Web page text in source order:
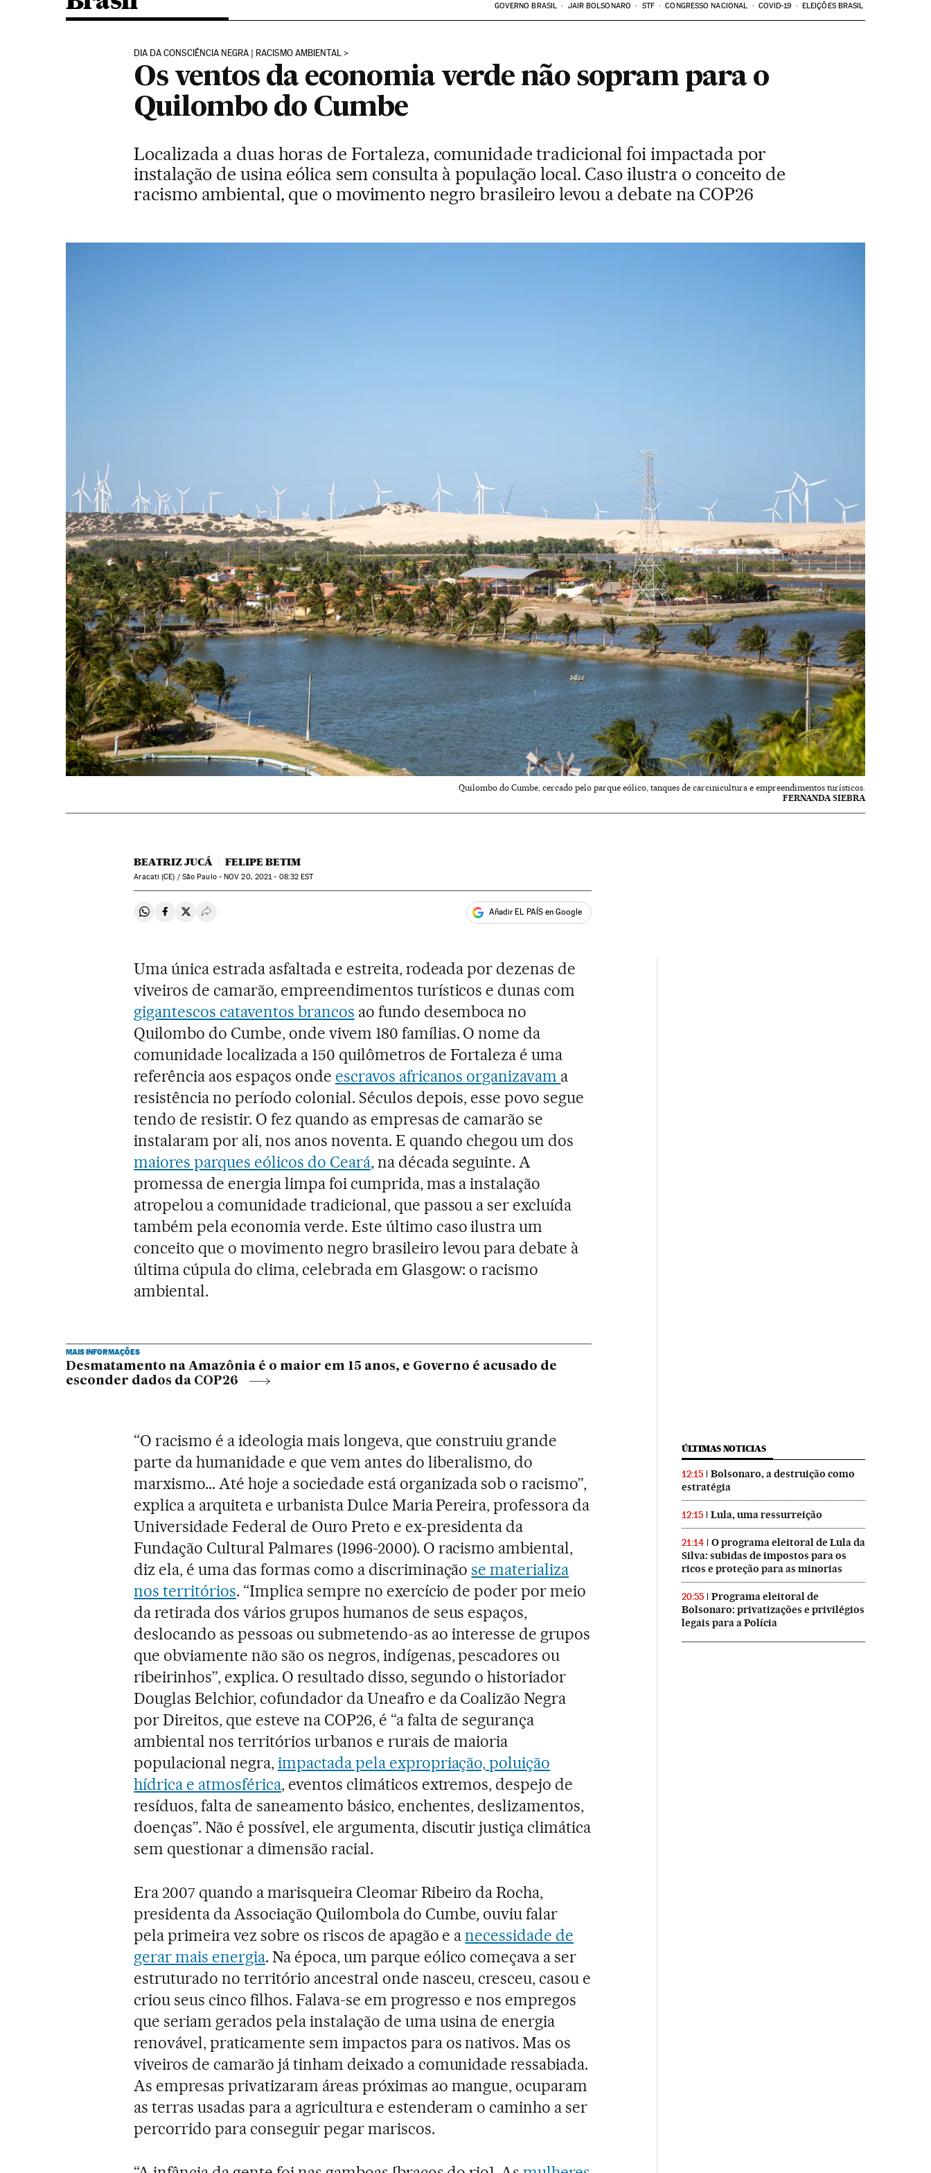
GOVERNO BRASIL JAIR BOLSONARO STF CONGRESSO NACIONAL COVID-19 ELEIÇÕES BRASIL
DIA DA CONSCIÊNCIA NEGRA | RACISMO AMBIENTAL
Os ventos da economia verde não sopram para o
Quilombo do Cumbe
Localizada a duas horas de Fortaleza, comunidade tradicional foi impactada por
instalação de usina eólica sem consulta à população local. Caso ilustra o conceito de
racismo ambiental, que o movimento negro brasileiro levou a debate na COP26
Quilombo do Cumbe, cercado pelo parque eólico, tanques de carcinicultura e empreendimentos turísticos.
FERNANDA SIEBRA
BEATRIZ JUCÁ FELIPE BETIM
Aracati (CE) / São Paulo -NOV 20, 2021 - 08:32 EST
Compartir en Whatsapp
Compartir en Facebook
Compartir en Twitter
Desplegar Redes Sociales Añadir EL PAÍS en Google
Uma única estrada asfaltada e estreita, rodeada por dezenas de
viveiros de camarão, empreendimentos turísticos e dunas com
gigantescos cataventos brancos ao fundo desemboca no
Quilombo do Cumbe, onde vivem 180 famílias. O nome da
comunidade localizada a 150 quilômetros de Fortaleza é uma
referência aos espaços onde escravos africanos organizavam a
resistência no período colonial. Séculos depois, esse povo segue
tendo de resistir. O fez quando as empresas de camarão se
instalaram por ali, nos anos noventa. E quando chegou um dos
maiores parques eólicos do Ceará, na década seguinte. A
promessa de energia limpa foi cumprida, mas a instalação
atropelou a comunidade tradicional, que passou a ser excluída
também pela economia verde. Este último caso ilustra um
conceito que o movimento negro brasileiro levou para debate à
última cúpula do clima, celebrada em Glasgow: o racismo
ambiental.
MAIS INFORMAÇÕES
Desmatamento na Amazônia é o maior em 15 anos, e Governo é acusado de
esconder dados da COP26
“O racismo é a ideologia mais longeva, que construiu grande
parte da humanidade e que vem antes do liberalismo, do
marxismo... Até hoje a sociedade está organizada sob o racismo”,
explica a arquiteta e urbanista Dulce Maria Pereira, professora da
Universidade Federal de Ouro Preto e ex-presidenta da
Fundação Cultural Palmares (1996-2000). O racismo ambiental,
diz ela, é uma das formas como a discriminaçãose materializa
nos territórios. “Implica sempre no exercício de poder por meio
da retirada dos vários grupos humanos de seus espaços,
deslocando as pessoas ou submetendo-as ao interesse de grupos
que obviamente não são os negros, indígenas, pescadores ou
ribeirinhos”, explica. O resultado disso, segundo o historiador
Douglas Belchior, cofundador da Uneafro e da Coalizão Negra
por Direitos, que esteve na COP26, é “a falta de segurança
ambiental nos territórios urbanos e rurais de maioria
populacional negra,impactada pela expropriação, poluição
hídrica e atmosférica, eventos climáticos extremos, despejo de
resíduos, falta de saneamento básico, enchentes, deslizamentos,
doenças”. Não é possível, ele argumenta, discutir justiça climática
sem questionar a dimensão racial.
Era 2007 quando a marisqueira Cleomar Ribeiro da Rocha,
presidenta da Associação Quilombola do Cumbe, ouviu falar
pela primeira vez sobre os riscos de apagão e anecessidade de
gerar mais energia. Na época, um parque eólico começava a ser
estruturado no território ancestral onde nasceu, cresceu, casou e
criou seus cinco filhos. Falava-se em progresso e nos empregos
que seriam gerados pela instalação de uma usina de energia
renovável, praticamente sem impactos para os nativos. Mas os
viveiros de camarão já tinham deixado a comunidade ressabiada.
As empresas privatizaram áreas próximas ao mangue, ocuparam
as terras usadas para a agricultura e estenderam o caminho a ser
percorrido para conseguir pegar mariscos.
ÚLTIMAS NOTICIAS
12:15
Bolsonaro, a destruição como
estratégia
12:15 Lula, uma ressurreição
21:14
O programa eleitoral de Lula da
Silva: subidas de impostos para os
ricos e proteção para as minorias
20:55
Programa eleitoral de
Bolsonaro: privatizações e privilégios
legais para a Polícia